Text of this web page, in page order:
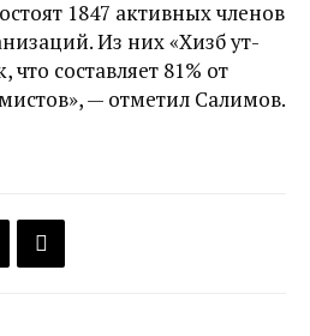
1847 активных членов
Из них «Хизб ут-
что составляет 81% от
— отметил Салимов.